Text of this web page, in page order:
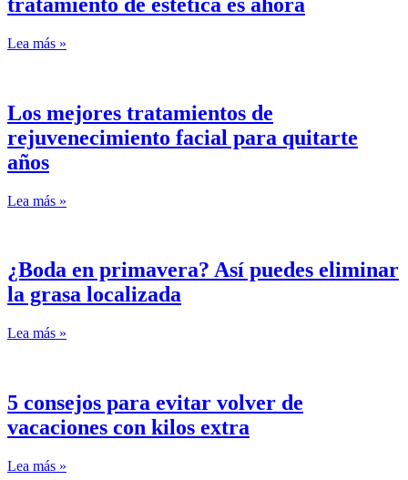
Lea más »
Los mejores tratamientos de
rejuvenecimiento facial para quitarte
años
Lea más »
¿Boda en primavera? Así puedes eliminar
la grasa localizada
Lea más »
5 consejos para evitar volver de
vacaciones con kilos extra
Lea más »